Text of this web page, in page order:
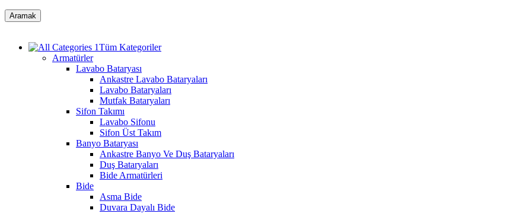
Aramak
Tüm Kategoriler
Armatürler
Lavabo Bataryası
Ankastre Lavabo Bataryaları
Lavabo Bataryaları
Mutfak Bataryaları
Sifon Takımı
Lavabo Sifonu
Sifon Üst Takım
Banyo Bataryası
Ankastre Banyo Ve Duş Bataryaları
Duş Bataryaları
Bide Armatürleri
Bide
Asma Bide
Duvara Dayalı Bide